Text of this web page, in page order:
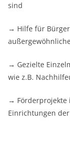
sind
→ Hilfe für
→ Gezielte
wie z.B.
→ Förderprojekte
Einrichtungen